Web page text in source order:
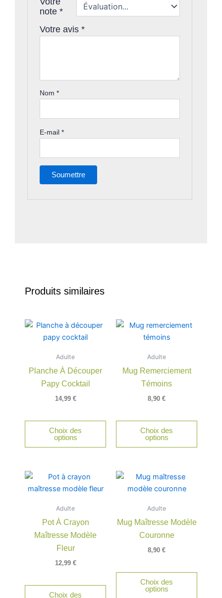
note*
Votre avis*
Nom*
E-mail*
Produits similaires
Adulte
Planche À Découper
Papy Cocktail
14,99 €
Choix des
options
Adulte
Mug Remerciement
Témoins
8,90 €
Choix des
options
Adulte
Pot À Crayon
Maîtresse Modèle
Fleur
12,99 €
Choix des
Adulte
Mug Maîtresse Modèle
Couronne
8,90 €
Choix des
options